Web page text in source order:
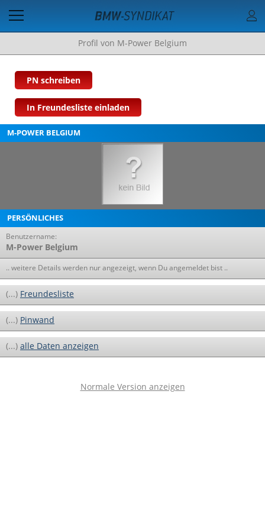
Profil von M-Power Belgium
PN schreiben
In Freundesliste einladen
M-POWER BELGIUM
PERSÖNLICHES
Benutzername:
M-Power Belgium
.. weitere Details werden nur angezeigt, wenn Du angemeldet bist ..
(...) Freundesliste
(...) Pinwand
(...) alle Daten anzeigen
Normale Version anzeigen